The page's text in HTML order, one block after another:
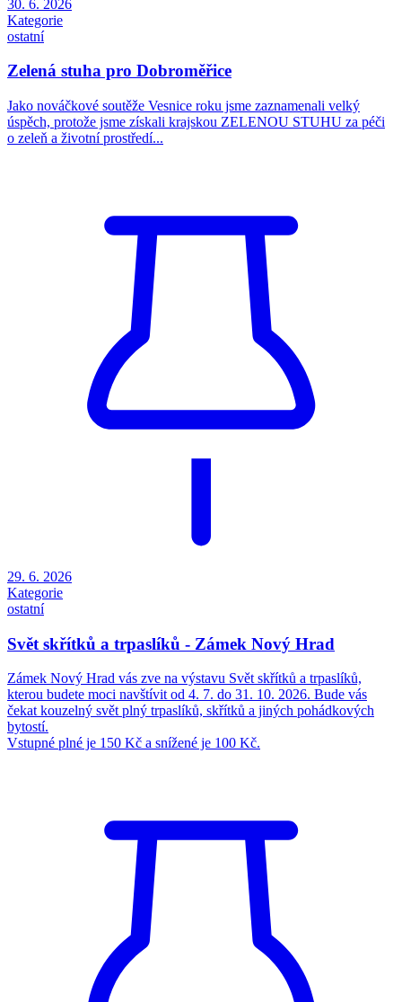
30. 6. 2026
Kategorie
ostatní
Zelená stuha pro Dobroměřice
Jako nováčkové soutěže Vesnice roku jsme zaznamenali velký
úspěch, protože jsme získali krajskou ZELENOU STUHU za péči
o zeleň a životní prostředí...
29. 6. 2026
Kategorie
ostatní
Svět skřítků a trpaslíků - Zámek Nový Hrad
Zámek Nový Hrad vás zve na výstavu Svět skřítků a trpaslíků,
kterou budete moci navštívit od 4. 7. do 31. 10. 2026. Bude vás
čekat kouzelný svět plný trpaslíků, skřítků a jiných pohádkových
bytostí.
Vstupné plné je 150 Kč a snížené je 100 Kč.